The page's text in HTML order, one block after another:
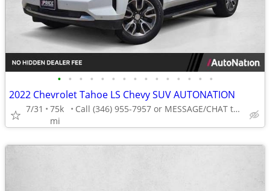
• • • • • • • • • • • • • • •
2022 Chevrolet Tahoe LS Chevy SUV AUTONATION
7/31
75k
mi
Call (346) 955-7957 or MESSAGE/CHAT to confirm availability